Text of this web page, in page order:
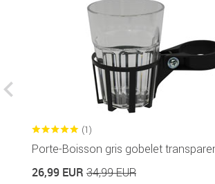
(1)
Porte-Boisson gris gobelet
26,99 EUR 34,99 EUR